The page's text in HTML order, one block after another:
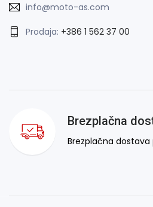
info@moto-as.com
Prodaja: +386 1 562 37 00
Brezplačna
Brezplačna dostava